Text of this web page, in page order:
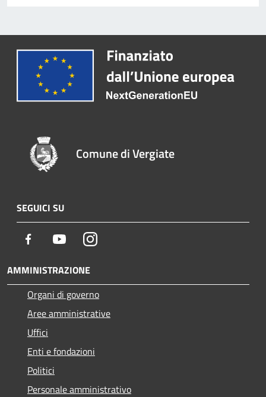
Comune di Vergiate
SEGUICI SU
Facebook YoutubeInstagram
AMMINISTRAZIONE
Organi di governo
Aree amministrative
Uffici
Enti e fondazioni
Politici
Personale amministrativo